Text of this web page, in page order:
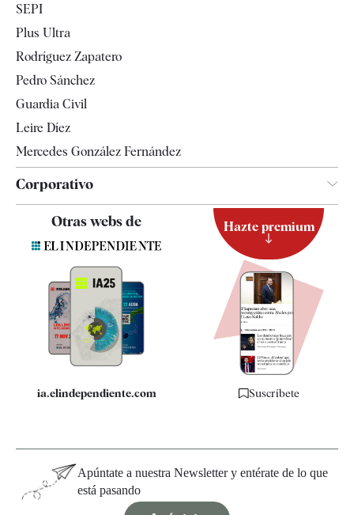
Televisión
SEPI
Plus Ultra
Rodríguez Zapatero
Pedro Sánchez
Guardia Civil
Leire Díez
Mercedes González Fernández
Corporativo
Quiénes somos
Especificaciones
Otras webs de
ia.elindependiente.com
Hazte premium
Suscríbete
Apúntate a nuestra Newsletter y entérate de lo que
está pasando